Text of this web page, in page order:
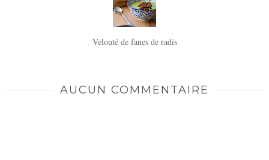
Velouté de fanes de radis
AUCUN COMMENTAIRE